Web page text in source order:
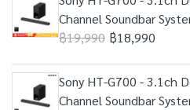
Channel Soundbar
฿19,990 ฿18,990
Sony HT-G700 - 3.1ch
Channel Soundbar